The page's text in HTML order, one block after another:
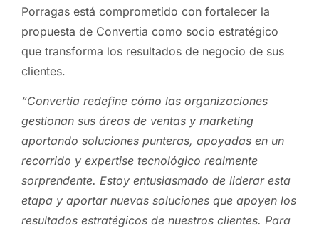
Porragas está comprometido con fortalecer la
propuesta de Convertia como socio estratégico
que transforma los resultados de negocio de sus
clientes.
“Convertia redefine cómo las organizaciones
gestionan sus áreas de ventas y marketing
aportando soluciones punteras, apoyadas en un
recorrido y expertise tecnológico realmente
sorprendente. Estoy entusiasmado de liderar esta
etapa y aportar nuevas soluciones que apoyen los
resultados estratégicos de nuestros clientes. Para